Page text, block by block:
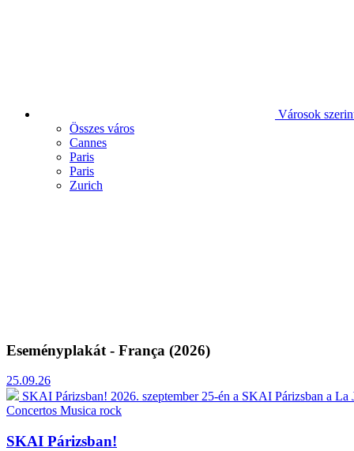
Városok
Összes város
Cannes
Paris
Paris
Zurich
Eseményplakát - França (2026)
25.09.26
SKAI Párizsban! 2026. szeptember 25-én a SKAI Párizsban a La
Concertos Musica rock
SKAI Párizsban!